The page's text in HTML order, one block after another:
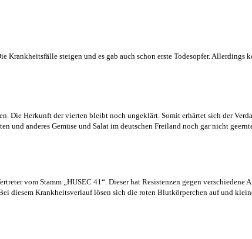
steigen und es gab auch schon erste Todesopfer.
Die Herkunft der vierten bleibt noch ungeklärt. Somit erhärtet sich der
und anderes Gemüse und Salat im deutschen Freiland noch gar nicht
vom Stamm „HUSEC 41“. Dieser hat Resistenzen gegen
diesem Krankheitsverlauf lösen sich die roten Blutkörperchen auf und